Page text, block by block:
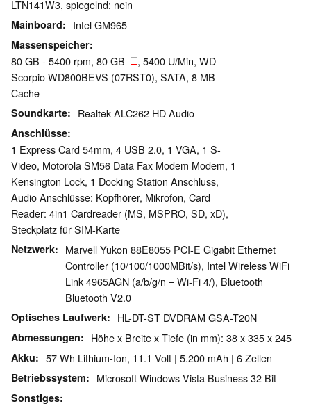
LTN141W3, spiegelnd: nein
Mainboard Intel GM965
Massenspeicher
80 GB - 5400 rpm, 80 GB
, 5400 U/Min, WD
Scorpio WD800BEVS (07RST0), SATA, 8 MB
Cache
Soundkarte Realtek ALC262 HD Audio
Anschlüsse
1 Express Card 54mm, 4 USB 2.0, 1 VGA, 1 S-
Video, Motorola SM56 Data Fax Modem Modem, 1
Kensington Lock, 1 Docking Station Anschluss,
Audio Anschlüsse: Kopfhörer, Mikrofon, Card
Reader: 4in1 Cardreader (MS, MSPRO, SD, xD),
Steckplatz für SIM-Karte
Netzwerk
Marvell Yukon 88E8055 PCI-E Gigabit Ethernet
Controller (10/100/1000MBit/s), Intel Wireless WiFi
Link 4965AGN (a/b/g/n = Wi-Fi 4/), Bluetooth
Bluetooth V2.0
Optisches Laufwerk HL-DT-ST DVDRAM GSA-T20N
Abmessungen Höhe x Breite x Tiefe (in mm): 38 x 335 x 245
Akku 57 Wh Lithium-Ion, 11.1 Volt | 5.200 mAh | 6 Zellen
Betriebssystem Microsoft Windows Vista Business 32 Bit
Sonstiges